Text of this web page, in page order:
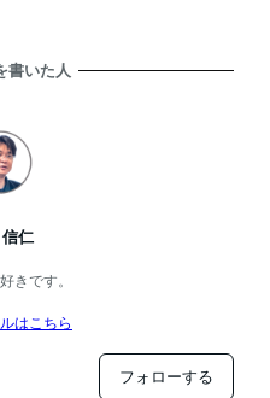
書いた人
仁
きです。
はこちら
フォローする